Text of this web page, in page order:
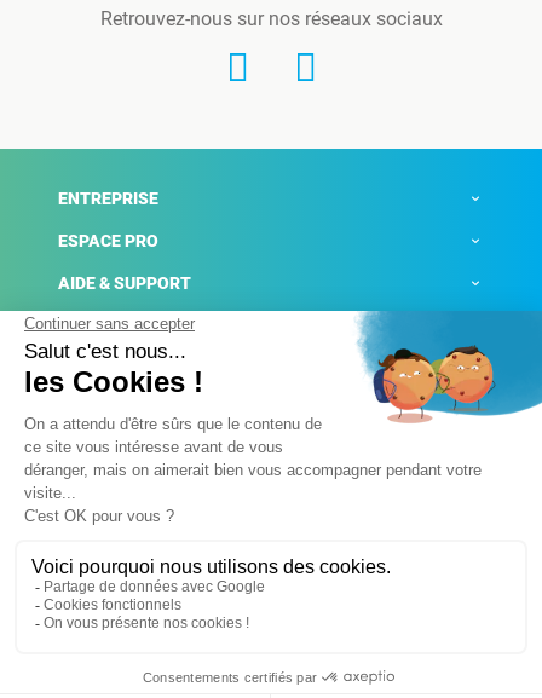
Retrouvez-nous sur nos réseaux sociaux
ENTREPRISE
ESPACE PRO
AIDE & SUPPORT
ACTUALITÉS
Mentions légales
Conditions générales de ventes
Plateforme de signalement